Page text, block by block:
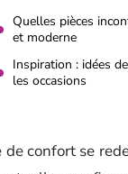
Quelles pièces
et moderne
Inspiration : idées
les occasions
confort se